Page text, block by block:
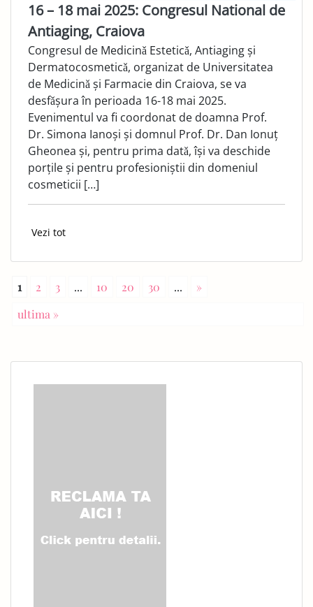
16 – 18 mai 2025: Congresul National de
Antiaging, Craiova
Congresul de Medicinǎ Esteticǎ, Antiaging și
Dermatocosmeticǎ, organizat de Universitatea
de Medicinǎ și Farmacie din Craiova, se va
desfǎșura în perioada 16-18 mai 2025.
Evenimentul va fi coordonat de doamna Prof.
Dr. Simona Ianoși și domnul Prof. Dr. Dan Ionuț
Gheonea și, pentru prima datǎ, își va deschide
porțile și pentru profesioniștii din domeniul
cosmeticii […]
Vezi tot
1 2 3 ... 10 20 30 ...
»
ultima »